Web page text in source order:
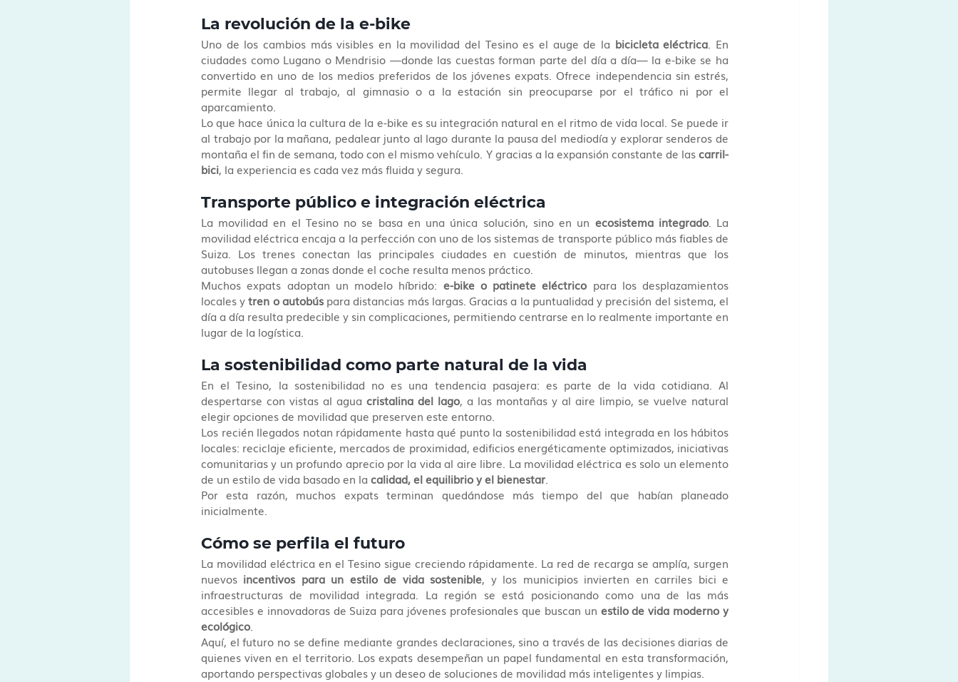
La revolución de la e-bike
Uno de los cambios más visibles en la movilidad del Tesino es el auge de la bicicleta eléctrica . En
ciudades como Lugano o Mendrisio —donde las cuestas forman parte del día a día— la e-bike se ha
convertido en uno de los medios preferidos de los jóvenes expats. Ofrece independencia sin estrés,
permite llegar al trabajo, al gimnasio o a la estación sin preocuparse por el tráfico ni por el
aparcamiento.
Lo que hace única la cultura de la e-bike es su integración natural en el ritmo de vida local. Se puede ir
al trabajo por la mañana, pedalear junto al lago durante la pausa del mediodía y explorar senderos de
montaña el fin de semana, todo con el mismo vehículo. Y gracias a la expansión constante de las carril-
bici, la experiencia es cada vez más fluida y segura.
Transporte público e integración eléctrica
La movilidad en el Tesino no se basa en una única solución, sino en un ecosistema integrado. La
movilidad eléctrica encaja a la perfección con uno de los sistemas de transporte público más fiables de
Suiza. Los trenes conectan las principales ciudades en cuestión de minutos, mientras que los
autobuses llegan a zonas donde el coche resulta menos práctico.
Muchos expats adoptan un modelo híbrido: e-bike o patinete eléctrico para los desplazamientos
locales y tren o autobús para distancias más largas. Gracias a la puntualidad y precisión del sistema, el
día a día resulta predecible y sin complicaciones, permitiendo centrarse en lo realmente importante en
lugar de la logística.
La sostenibilidad como parte natural de la vida
En el Tesino, la sostenibilidad no es una tendencia pasajera: es parte de la vida cotidiana. Al
despertarse con vistas al agua cristalina del lago, a las montañas y al aire limpio, se vuelve natural
elegir opciones de movilidad que preserven este entorno.
Los recién llegados notan rápidamente hasta qué punto la sostenibilidad está integrada en los hábitos
locales: reciclaje eficiente, mercados de proximidad, edificios energéticamente optimizados, iniciativas
comunitarias y un profundo aprecio por la vida al aire libre. La movilidad eléctrica es solo un elemento
de un estilo de vida basado en la calidad, el equilibrio y el bienestar
Por esta razón, muchos expats terminan quedándose más tiempo del que habían planeado
inicialmente.
Cómo se perfila el futuro
La movilidad eléctrica en el Tesino sigue creciendo rápidamente. La red de recarga se amplía, surgen
nuevos incentivos para un estilo de vida sostenible, y los municipios invierten en carriles bici e
infraestructuras de movilidad integrada. La región se está posicionando como una de las más
accesibles e innovadoras de Suiza para jóvenes profesionales que buscan un estilo de vida moderno y
ecológico
Aquí, el futuro no se define mediante grandes declaraciones, sino a través de las decisiones diarias de
quienes viven en el territorio. Los expats desempeñan un papel fundamental en esta transformación,
aportando perspectivas globales y un deseo de soluciones de movilidad más inteligentes y limpias.